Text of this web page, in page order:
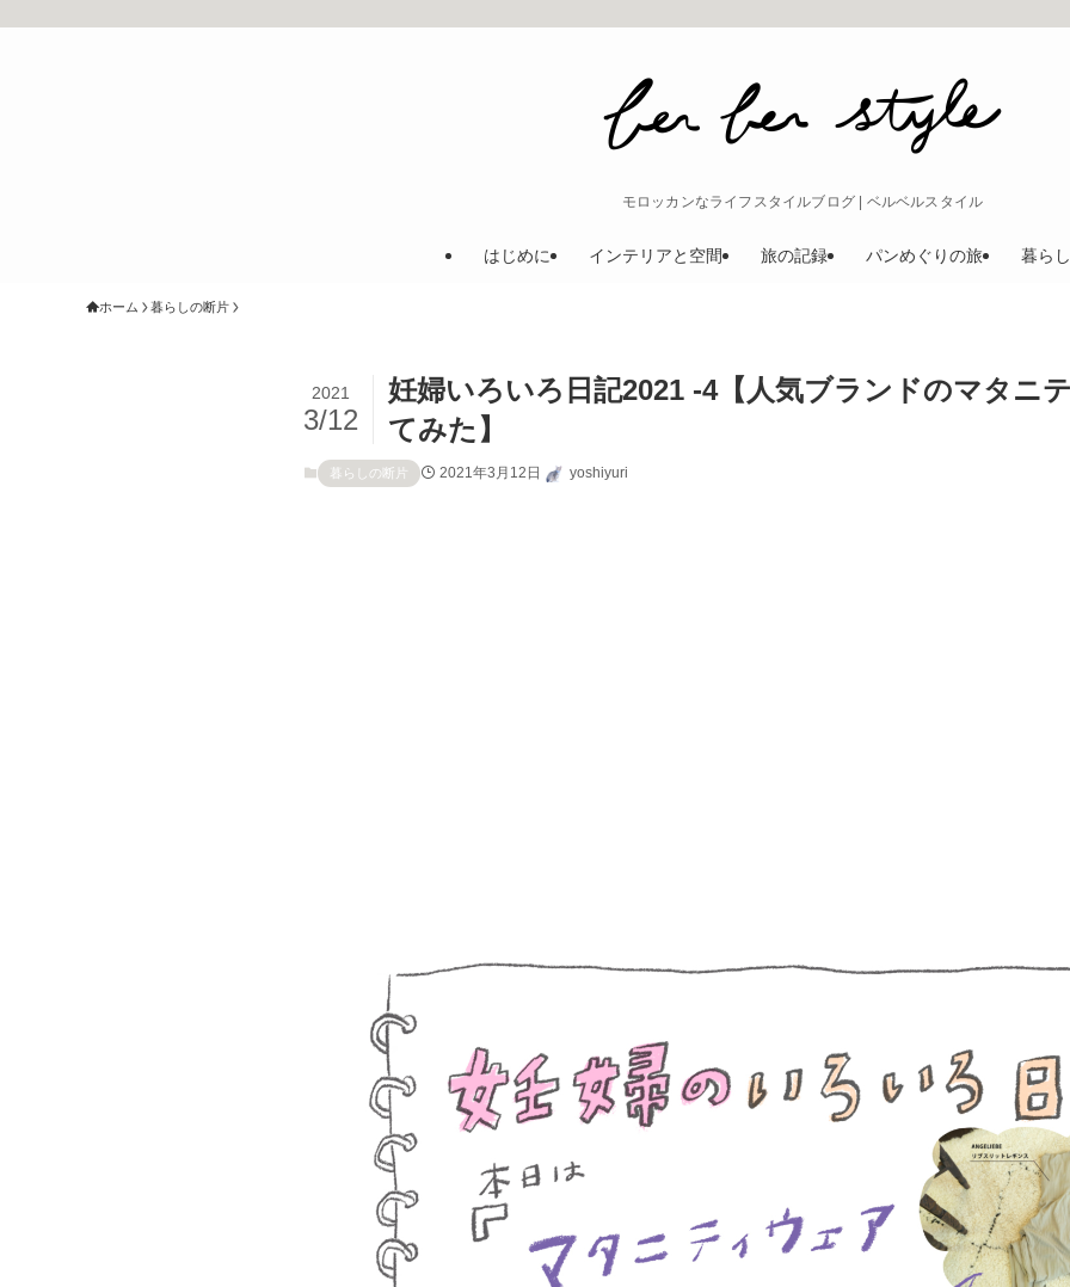
モロッカンなライフスタイルブログ | ベルベルスタイル
はじめに インテリアと空間 旅の記録 パンめぐりの旅 暮ら
ホーム 暮らしの断片
妊婦いろいろ日記2021 -4【人気ブランドのマタニ
てみた】
2021
3/12
暮らしの断片 2021年3月12日 yoshiyuri